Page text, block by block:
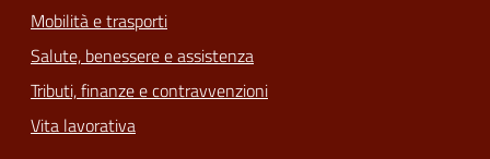
Mobilità e trasporti
Salute, benessere e assistenza
Tributi, finanze e contravvenzioni
Vita lavorativa